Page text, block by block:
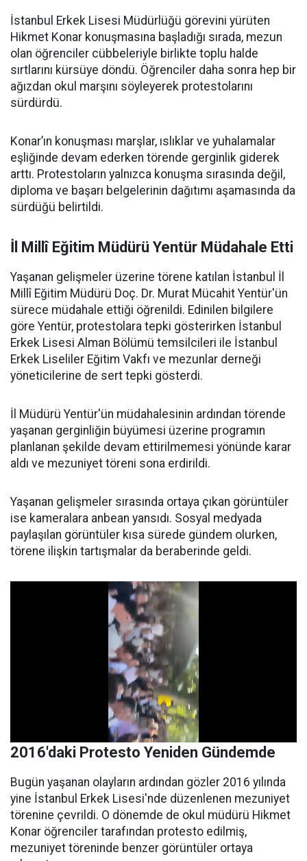
İstanbul Erkek Lisesi Müdürlüğü görevini yürüten
Hikmet Konar konuşmasına başladığı sırada, mezun
olan öğrenciler cübbeleriyle birlikte toplu halde
sırtlarını kürsüye döndü. Öğrenciler daha sonra hep bir
ağızdan okul marşını söyleyerek protestolarını
sürdürdü.
Konar’ın konuşması marşlar, ıslıklar ve yuhalamalar
eşliğinde devam ederken törende gerginlik giderek
arttı. Protestoların yalnızca konuşma sırasında değil,
diploma ve başarı belgelerinin dağıtımı aşamasında da
sürdüğü belirtildi.
İl Millî Eğitim Müdürü Yentür Müdahale Etti
Yaşanan gelişmeler üzerine törene katılan İstanbul İl
Millî Eğitim Müdürü Doç. Dr. Murat Mücahit Yentür'ün
sürece müdahale ettiği öğrenildi. Edinilen bilgilere
göre Yentür, protestolara tepki gösterirken İstanbul
Erkek Lisesi Alman Bölümü temsilcileri ile İstanbul
Erkek Liseliler Eğitim Vakfı ve mezunlar derneği
yöneticilerine de sert tepki gösterdi.
İl Müdürü Yentür'ün müdahalesinin ardından törende
yaşanan gerginliğin büyümesi üzerine programın
planlanan şekilde devam ettirilmemesi yönünde karar
aldı ve mezuniyet töreni sona erdirildi.
Yaşanan gelişmeler sırasında ortaya çıkan görüntüler
ise kameralara anbean yansıdı. Sosyal medyada
paylaşılan görüntüler kısa sürede gündem olurken,
törene ilişkin tartışmalar da beraberinde geldi.
2016'daki Protesto Yeniden Gündemde
Bugün yaşanan olayların ardından gözler 2016 yılında
yine İstanbul Erkek Lisesi'nde düzenlenen mezuniyet
törenine çevrildi. O dönemde de okul müdürü Hikmet
Konar öğrenciler tarafından protesto edilmiş,
mezuniyet töreninde benzer görüntüler ortaya